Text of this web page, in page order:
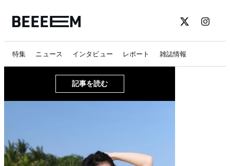
特集 ニュース インタビュー レポート 雑誌情報
記事を読む